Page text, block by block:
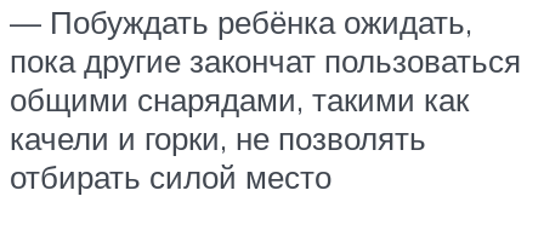
— Побуждать ребёнка ожидать,
пока другие закончат пользоваться
общими снарядами, такими как
качели и горки, не позволять
отбирать силой место